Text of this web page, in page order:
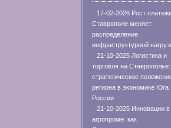
17-02-2026 Рост
Ставрополе меняет
распределение
инфраструктурной
21-10-2025 Логистика и
торговля на Ставрополье:
стратегическое
региона в экономике Юга
России
21-10-2025 Инновации в
агропроме: как